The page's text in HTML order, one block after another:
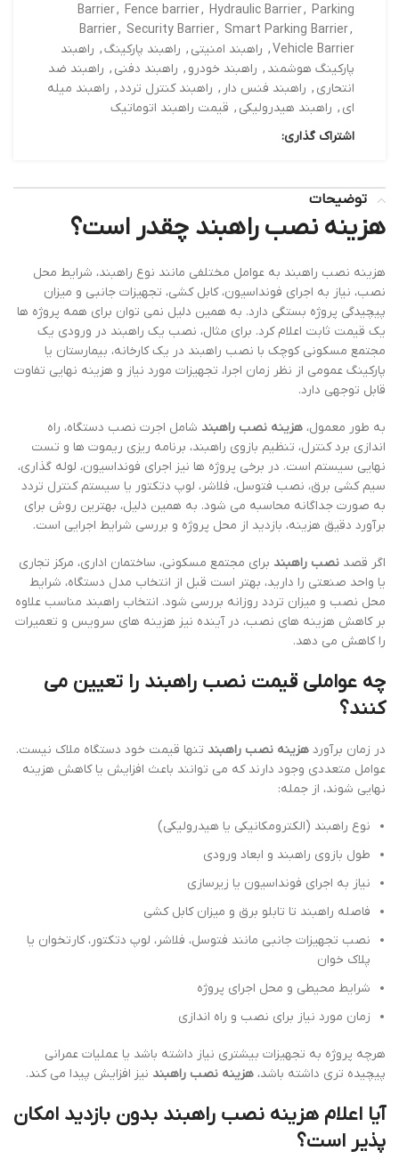
Barrier, Fence barrier, Hydraulic Barrier, Parking
Barrier, Security Barrier, Smart Parking Barrier,
Vehicle Barrier
, راهبند امنیتی , راهبند پارکینگ, راهبند
پارکینگ هوشمند , راهبند خودرو , راهبند دفنی , راهبند ضد
انتحاری , راهبند فنس دار , راهبند کنترل تردد, راهبند میله
ای , راهبند هیدرولیکی , قیمت راهبند اتوماتیک
اشتراک گذاری:
توضیحات
هزینه نصب راهبند چقدر است؟
هزینه نصب راهبند به عوامل مختلفی مانند نوع راهبند، شرایط محل
نصب، نیاز به اجرای فونداسیون، کابل کشی، تجهیزات جانبی و میزان
پیچیدگی پروژه بستگی دارد. به همین دلیل نمی توان برای همه پروژه ها
یک قیمت ثابت اعلام کرد. برای مثال، نصب یک راهبند در ورودی یک
مجتمع مسکونی کوچک با نصب راهبند در یک کارخانه، بیمارستان یا
پارکینگ عمومی از نظر زمان اجرا، تجهیزات مورد نیاز و هزینه نهایی تفاوت
قابل توجهی دارد.
به طور معمول، هزینه نصب راهبند شامل اجرت نصب دستگاه، راه
اندازی برد کنترل، تنظیم بازوی راهبند، برنامه ریزی ریموت ها و تست
نهایی سیستم است. در برخی پروژه ها نیز اجرای فونداسیون، لوله گذاری،
سیم کشی برق، نصب فتوسل، فلاشر، لوپ دتکتور یا سیستم کنترل تردد
به صورت جداگانه محاسبه می شود. به همین دلیل، بهترین روش برای
برآورد دقیق هزینه، بازدید از محل پروژه و بررسی شرایط اجرایی است.
اگر قصد نصب راهبند برای مجتمع مسکونی، ساختمان اداری، مرکز تجاری
یا واحد صنعتی را دارید، بهتر است قبل از انتخاب مدل دستگاه، شرایط
محل نصب و میزان تردد روزانه بررسی شود. انتخاب راهبند مناسب علاوه
بر کاهش هزینه های نصب، در آینده نیز هزینه های سرویس و تعمیرات
را کاهش می دهد.
چه عواملی قیمت نصب راهبند را تعیین می
کنند؟
در زمان برآورد هزینه نصب راهبند تنها قیمت خود دستگاه ملاک نیست.
عوامل متعددی وجود دارند که می توانند باعث افزایش یا کاهش هزینه
نهایی شوند، از جمله:
نوع راهبند (الکترومکانیکی یا هیدرولیکی)
طول بازوی راهبند و ابعاد ورودی
نیاز به اجرای فونداسیون یا زیرسازی
فاصله راهبند تا تابلو برق و میزان کابل کشی
نصب تجهیزات جانبی مانند فتوسل، فلاشر، لوپ دتکتور، کارتخوان یا
پلاک خوان
شرایط محیطی و محل اجرای پروژه
زمان مورد نیاز برای نصب و راه اندازی
هرچه پروژه به تجهیزات بیشتری نیاز داشته باشد یا عملیات عمرانی
پیچیده تری داشته باشد، هزینه نصب راهبند نیز افزایش پیدا می کند.
آیا اعلام هزینه نصب راهبند بدون بازدید امکان
پذیر است؟